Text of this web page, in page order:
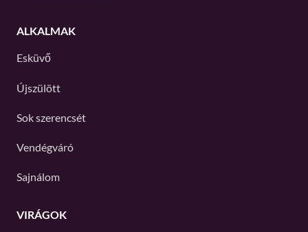
ALKALMAK
Esküvő
Újszülött
Sok szerencsét
Vendégváró
Sajnálom
VIRÁGOK